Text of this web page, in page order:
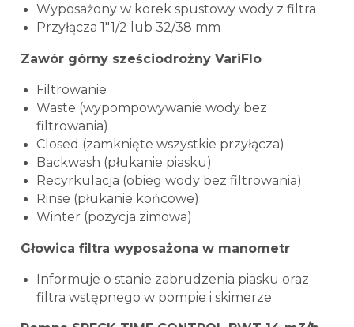
Wyposażony w korek spustowy wody z filtra
Przyłącza 1"1/2 lub 32/38 mm
Zawór górny sześciodrożny VariFlo
Filtrowanie
Waste (wypompowywanie wody bez
filtrowania)
Closed (zamknięte wszystkie przyłącza)
Backwash (płukanie piasku)
Recyrkulacja (obieg wody bez filtrowania)
Rinse (płukanie końcowe)
Winter (pozycja zimowa)
Głowica filtra wyposażona w manometr
Informuje o stanie zabrudzenia piasku oraz
filtra wstępnego w pompie i skimerze